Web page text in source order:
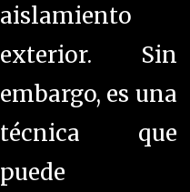
aislamiento
exterior. Sin
embargo, es una
técnica que
puede